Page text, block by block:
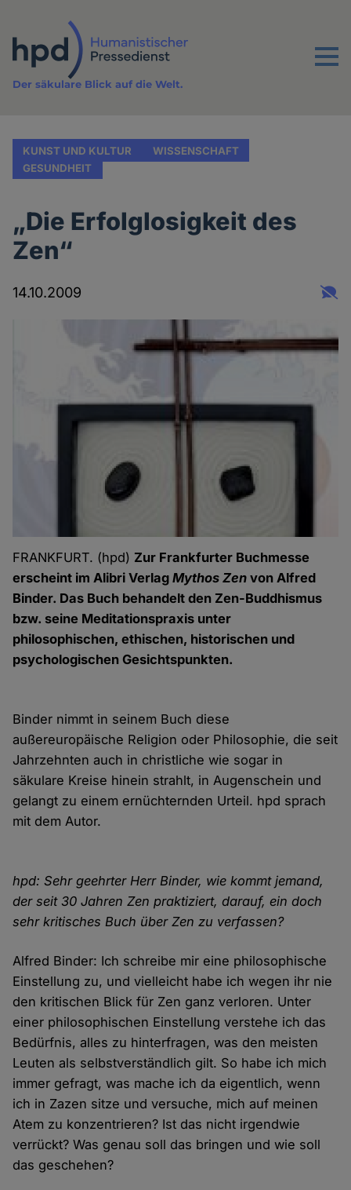
Inhalt
Menu
Der säkulare Blick auf die Welt.
KUNST UND KULTUR
WISSENSCHAFT
GESUNDHEIT
„Die Erfolglosigkeit des
Zen“
14.10.2009
FRANKFURT. (hpd) Zur Frankfurter Buchmesse
erscheint im Alibri VerlagMythos Zen von Alfred
Binder. Das Buch behandelt den Zen-Buddhismus
bzw. seine Meditationspraxis unter
philosophischen, ethischen, historischen und
psychologischen Gesichtspunkten.
Binder nimmt in seinem Buch diese
außereuropäische Religion oder Philosophie, die seit
Jahrzehnten auch in christliche wie sogar in
säkulare Kreise hinein strahlt, in Augenschein und
gelangt zu einem ernüchternden Urteil. hpd sprach
mit dem Autor.
hpd: Sehr geehrter Herr Binder, wie kommt jemand,
der seit 30 Jahren Zen praktiziert, darauf, ein doch
sehr kritisches Buch über Zen zu verfassen?
Alfred Binder: Ich schreibe mir eine philosophische
Einstellung zu, und vielleicht habe ich wegen ihr nie
den kritischen Blick für Zen ganz verloren. Unter
einer philosophischen Einstellung verstehe ich das
Bedürfnis, alles zu hinterfragen, was den meisten
Leuten als selbstverständlich gilt. So habe ich mich
immer gefragt, was mache ich da eigentlich, wenn
ich in Zazen sitze und versuche, mich auf meinen
Atem zu konzentrieren? Ist das nicht irgendwie
verrückt? Was genau soll das bringen und wie soll
das geschehen?